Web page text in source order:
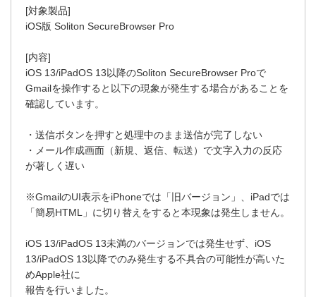
[対象製品]
iOS版 Soliton SecureBrowser Pro
[内容]
iOS 13/iPadOS 13以降のSoliton SecureBrowser Proで
Gmailを操作すると以下の現象が発生する場合があることを
確認しています。
・送信ボタンを押すと処理中のまま送信が完了しない
・メール作成画面（新規、返信、転送）で文字入力の反応
が著しく遅い
※GmailのUI表示をiPhoneでは「旧バージョン」、iPadでは
「簡易HTML」に切り替えをすると本現象は発生しません。
iOS 13/iPadOS 13未満のバージョンでは発生せず、iOS
13/iPadOS 13以降でのみ発生する不具合の可能性が高いた
めApple社に
報告を行いました。